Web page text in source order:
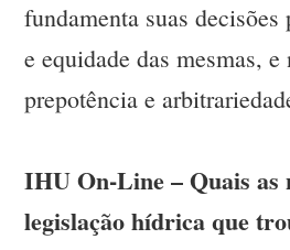
fundamenta suas
e equidade das mesmas, e
prepotência e
IHU On-Line – Quais as
legislação hídrica que